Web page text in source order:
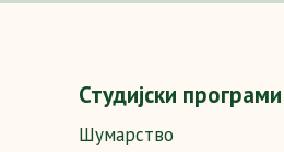
Студијски програми
Шумарство